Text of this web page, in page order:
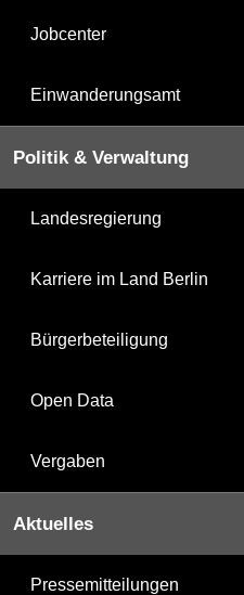
Jobcenter
Einwanderungsamt
Politik & Verwaltung
Landesregierung
Karriere im Land Berlin
Bürgerbeteiligung
Open Data
Vergaben
Aktuelles
Pressemitteilungen